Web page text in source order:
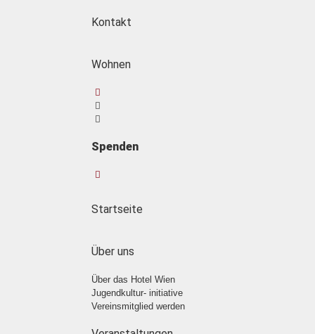
Kontakt
Wohnen
Spenden
Startseite
Über uns
Über das Hotel Wien
Jugendkultur- initiative
Vereinsmitglied werden